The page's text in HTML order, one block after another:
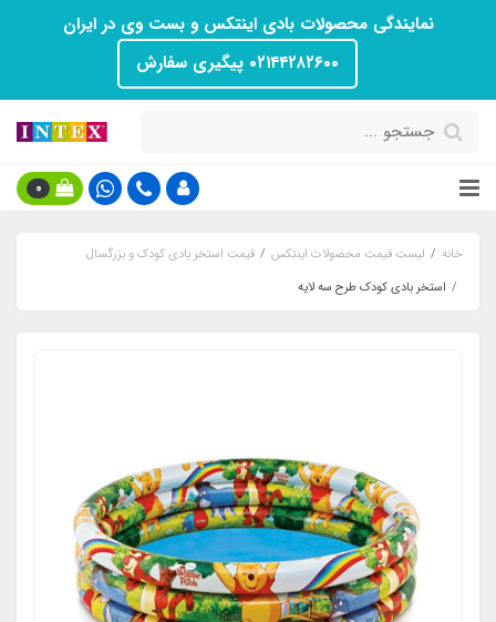
نمایندگی محصولات بادی اینتکس و بست وی در ایران
۰۲۱۴۴۲۸۲۶۰۰ پیگیری سفارش
0
خانه لیست قیمت محصولات اینتکس
قیمت استخر بادی کودک و بزرگسال
استخر بادی کودک طرح سه لایه